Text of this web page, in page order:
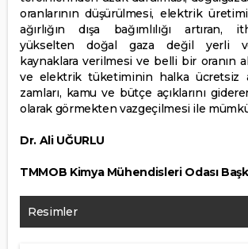
oranlarının düşürülmesi, elektrik
ağırlığın dışa bağımlılığı artıran,
yükselten doğal gaza değil yerli
kaynaklara verilmesi ve belli bir oranın
ve elektrik tüketiminin halka ücretsiz
zamları, kamu ve bütçe açıklarını
olarak görmekten vazgeçilmesi ile
Dr. Ali UĞURLU
TMMOB Kimya Mühendisleri Odası
Resimler